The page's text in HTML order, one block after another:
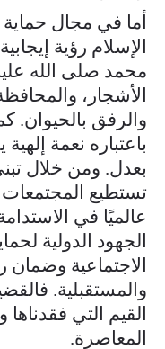
أما في مجال حماية
الإسلام رؤية
محمد صلى الله
الأشجار،
والرفق بالحيوان.
باعتباره نعمة
بعدل. ومن خلال
تستطيع
عالميًا في
الجهود الدولية
الاجتماعية وضمان
والمستقبلية.
القيم التي فقدناها
المعاصرة.